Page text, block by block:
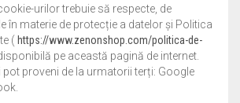
urilor trebuie să respecte, de
în materie de protecție a datelor și Politica
( https://www.zenonshop.com/politica-de-
pe această pagină de internet.
proveni de la urmatorii terți: Google